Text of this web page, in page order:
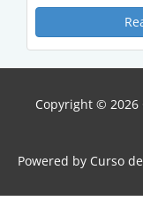
Copyright © 2026
Powered by Curso